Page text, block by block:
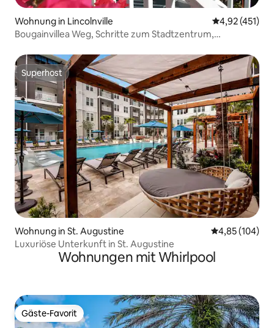
Wohnung in Lincolnville
4,92 (451)
Bougainvillea Weg, Schritte zum Stadtzentrum,
Superhost
Superhost
Wohnung in St. Augustine
4,85 (104)
Luxuriöse Unterkunft in St. Augustine
Wohnungen mit Whirlpool
Gäste-Favorit
Gäste-Favorit